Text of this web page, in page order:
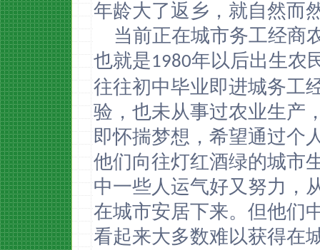
年龄大了返乡，就自然而
当前正在城市务工经商
也就是1980年以后出生农
往往初中毕业即进城务工
验，也未从事过农业生产
即怀揣梦想，希望通过个
他们向往灯红酒绿的城市
中一些人运气好又努力，
在城市安居下来。但他们
看起来大多数难以获得在